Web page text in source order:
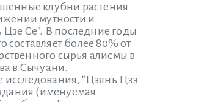
клубни растения
мутности и
Се". В последние годы
более 80% от
сырья алисмы в
в Сычуани.
исследования, "Цзянь Цзэ
(именуемая